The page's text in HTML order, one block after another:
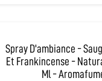
Spray D'ambiance -
Et Frankincense -
Ml -